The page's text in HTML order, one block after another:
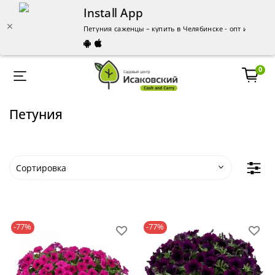
Install App
Петуния саженцы – купить в Челябинске - опт и
0
Петуния
-77% -77%